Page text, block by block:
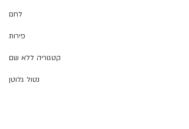
לחם
פירות
קטגוריה ללא שם
נטול גלוטן